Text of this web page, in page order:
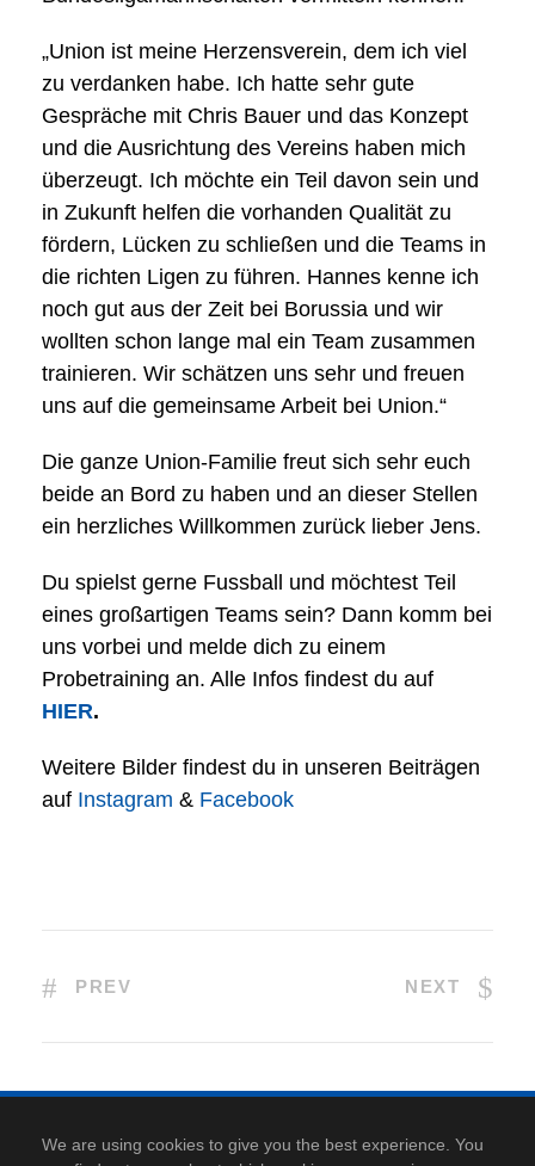
„Union ist meine Herzensverein, dem ich viel
zu verdanken habe. Ich hatte sehr gute
Gespräche mit Chris Bauer und das Konzept
und die Ausrichtung des Vereins haben mich
überzeugt. Ich möchte ein Teil davon sein und
in Zukunft helfen die vorhanden Qualität zu
fördern, Lücken zu schließen und die Teams in
die richten Ligen zu führen. Hannes kenne ich
noch gut aus der Zeit bei Borussia und wir
wollten schon lange mal ein Team zusammen
trainieren. Wir schätzen uns sehr und freuen
uns auf die gemeinsame Arbeit bei Union.“
Die ganze Union-Familie freut sich sehr euch
beide an Bord zu haben und an dieser Stellen
ein herzliches Willkommen zurück lieber Jens.
Du spielst gerne Fussball und möchtest Teil
eines großartigen Teams sein? Dann komm bei
uns vorbei und melde dich zu einem
Probetraining an. Alle Infos findest du auf
HIER.
Weitere Bilder findest du in unseren Beiträgen
auf Instagram & Facebook
PREV NEXT
Impressum
We are using cookies to give you the best experience. You